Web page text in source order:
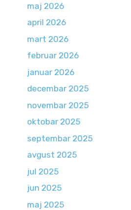
maj 2026
april 2026
mart 2026
februar 2026
januar 2026
decembar 2025
novembar 2025
oktobar 2025
septembar 2025
avgust 2025
jul 2025
jun 2025
maj 2025